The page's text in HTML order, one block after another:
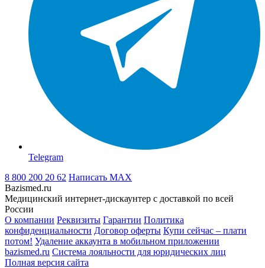
Telegram
8 800 200 20 62 Написать MAX
Bazismed.ru
Медицинский интернет-дискаунтер с доставкой по всей
России
О компании Реквизиты Гарантии Политика
конфиденциальности Договор оферты Купи сейчас – плати
потом! Удаление аккаунта в мобильном приложении
bazismed.ru Система лояльности для юридических лиц
Полная версия сайта